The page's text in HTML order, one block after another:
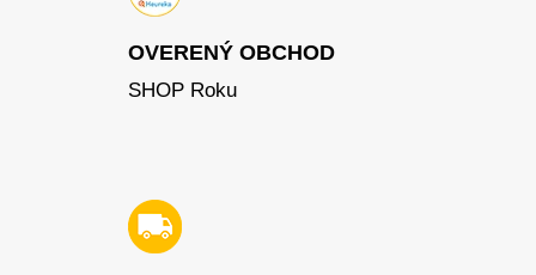
OVERENÝ OBCHOD
SHOP Roku